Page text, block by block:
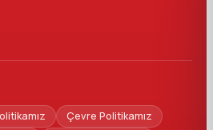
Çevre Politikamız